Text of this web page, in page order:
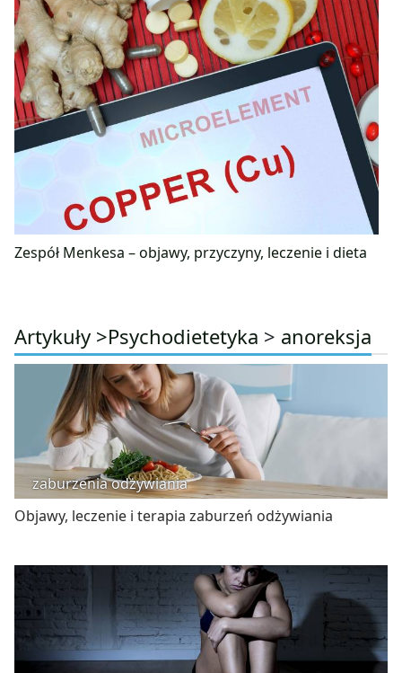
Zespół Menkesa – objawy, przyczyny, leczenie i dieta
Artykuły >Psychodietetyka > anoreksja
zaburzenia odżywiania
Objawy, leczenie i terapia zaburzeń odżywiania